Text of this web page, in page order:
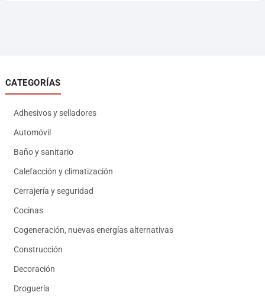
CATEGORÍAS
Adhesivos y selladores
Automóvil
Baño y sanitario
Calefacción y climatización
Cerrajería y seguridad
Cocinas
Cogeneración, nuevas energías alternativas
Construcción
Decoración
Droguería